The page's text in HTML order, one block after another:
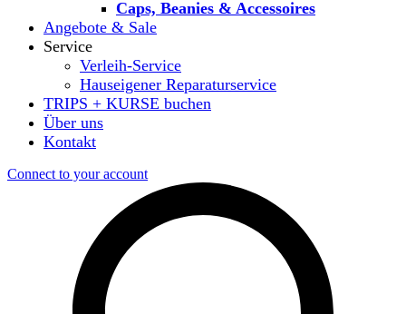
Caps, Beanies & Accessoires
Angebote & Sale
Service
Verleih-Service
Hauseigener Reparaturservice
TRIPS + KURSE buchen
Über uns
Kontakt
Connect to your account